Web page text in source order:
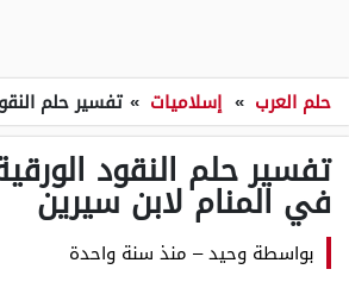
حلم العرب » إسلاميات » تفسير حلم النقود
تفسير حلم النقود
في المنام لابن سيرين
بواسطة وحيد– منذ سنة واحدة